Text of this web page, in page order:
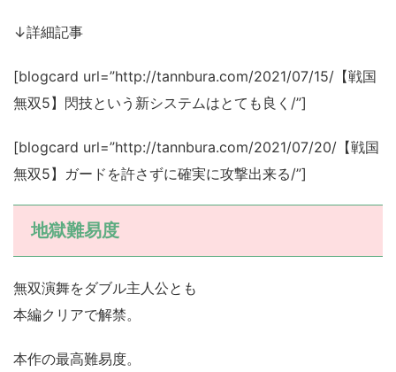
↓詳細記事
[blogcard url=”http://tannbura.com/2021/07/15/【戦国
無双5】閃技という新システムはとても良く/”]
[blogcard url=”http://tannbura.com/2021/07/20/【戦国
無双5】ガードを許さずに確実に攻撃出来る/”]
地獄難易度
無双演舞をダブル主人公とも
本編クリアで解禁。
本作の最高難易度。